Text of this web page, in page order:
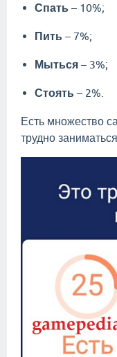
Спать – 10%;
Пить – 7%;
Мыться – 3%;
Стоять – 2%.
Есть множество
трудно